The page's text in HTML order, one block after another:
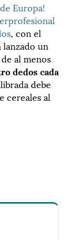
Europa!
, con el
lanzado un
al menos
dedos cada
debe
cereales al